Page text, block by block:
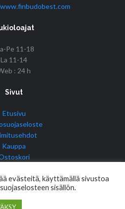
Pe 11-18
La 11-14
: 24 h
Sivut
Etusivu
Kauppa
evästeitä, käyttämällä sivustoa
sisällön.